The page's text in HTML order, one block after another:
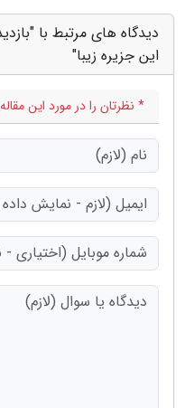
دیدگاه های مرتبط با
این جزیره زیبا"
* نظرتان را در مورد این